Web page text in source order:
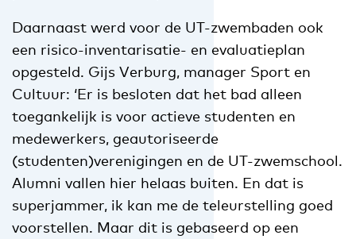
Daarnaast werd voor de UT-zwembaden ook
een risico-inventarisatie- en evaluatieplan
opgesteld. Gijs Verburg, manager Sport en
Cultuur: ‘Er is besloten dat het bad alleen
toegankelijk is voor actieve studenten en
medewerkers, geautoriseerde
(studenten)verenigingen en de UT-zwemschool.
Alumni vallen hier helaas buiten. En dat is
superjammer, ik kan me de teleurstelling goed
voorstellen. Maar dit is gebaseerd op een